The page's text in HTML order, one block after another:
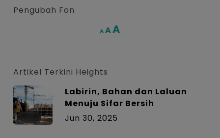
Pengubah Fon
A Decrease
AReset
AIncrease
Artikel Terkini Heights
Labirin, Bahan dan Laluan
Menuju Sifar Bersih
Jun 30, 2025